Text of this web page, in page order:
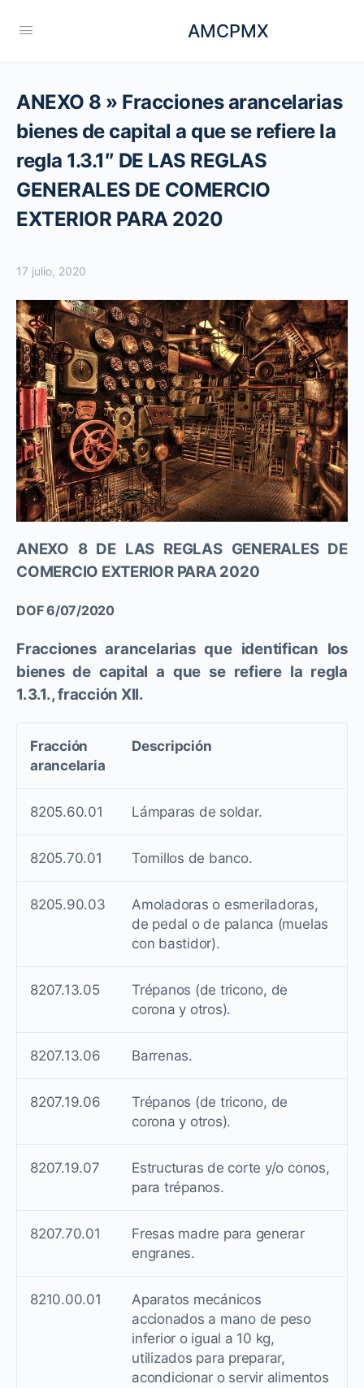
AMCPMX
ANEXO 8 » Fracciones arancelarias
bienes de capital a que se refiere la
regla 1.3.1″ DE LAS REGLAS
GENERALES DE COMERCIO
EXTERIOR PARA 2020
17 julio, 2020
ANEXO 8 DE LAS REGLAS GENERALES DE
COMERCIO EXTERIOR PARA 2020
DOF 6/07/2020
Fracciones arancelarias que identifican los
bienes de capital a que se refiere la regla
1.3.1., fracción XII.
Fracción
arancelaria
Descripción
8205.60.01 Lámparas de soldar.
8205.70.01 Tornillos de banco.
8205.90.03
Amoladoras o esmeriladoras,
de pedal o de palanca (muelas
con bastidor).
8207.13.05
Trépanos (de tricono, de
corona y otros).
8207.13.06 Barrenas.
8207.19.06
Trépanos (de tricono, de
corona y otros).
8207.19.07
Estructuras de corte y/o conos,
para trépanos.
8207.70.01
Fresas madre para generar
engranes.
8210.00.01
Aparatos mecánicos
accionados a mano de peso
inferior o igual a 10 kg,
utilizados para preparar,
acondicionar o servir alimentos